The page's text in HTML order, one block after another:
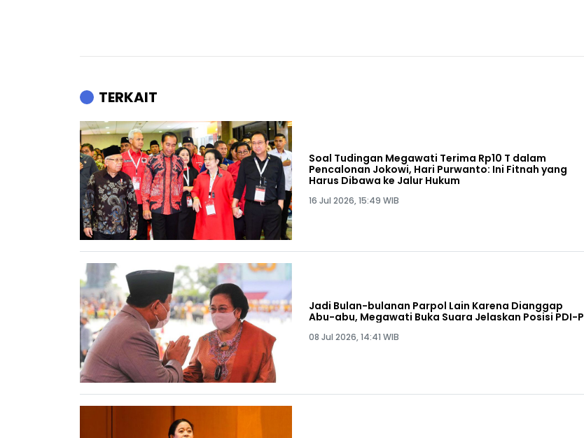
TERKAIT
Soal Tudingan Megawati Terima Rp10 T dalam
Pencalonan Jokowi, Hari Purwanto: Ini Fitnah yang
Harus Dibawa ke Jalur Hukum
16 Jul 2026, 15:49 WIB
Jadi Bulan-bulanan Parpol Lain Karena Dianggap
Abu-abu, Megawati Buka Suara Jelaskan Posisi PDI-P
08 Jul 2026, 14:41 WIB